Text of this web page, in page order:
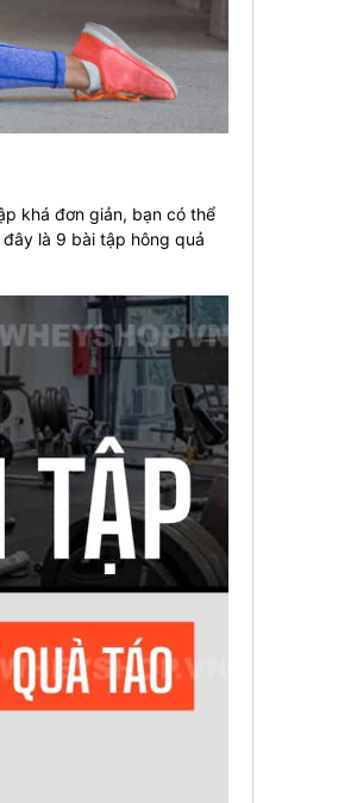
khá đơn giản, bạn có thể
đây là 9 bài tập hông quả